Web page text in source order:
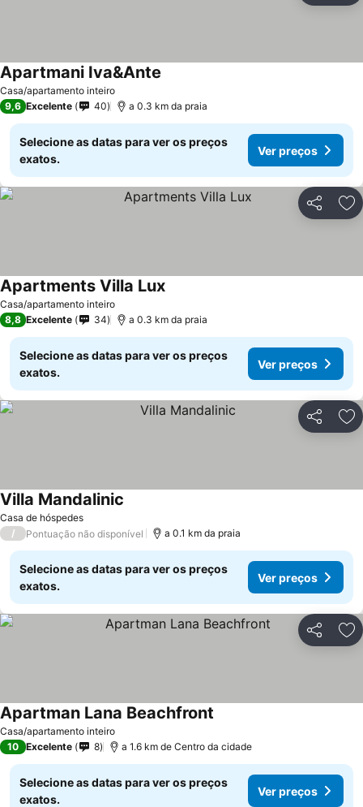
Casa/apartamento inteiro
Apartmani Iva&Ante
9,6 Excelente 40 a 0.3 km da praia
Selecione as datas para ver os preços
exatos.
Ver preços
Partilhar
Casa/apartamento inteiro
Apartments Villa Lux
8,8 Excelente 34 a 0.3 km da praia
Selecione as datas para ver os preços
exatos.
Ver preços
Partilhar
Casa de hóspedes
Villa Mandalinic
/ Pontuação não disponível a 0.1 km da praia
Selecione as datas para ver os preços
exatos.
Ver preços
Partilhar
Casa/apartamento inteiro
Apartman Lana Beachfront
10 Excelente 8 a 1.6 km de Centro da cidade
Selecione as datas para ver os preços
exatos.
Ver preços